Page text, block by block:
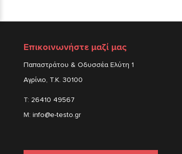
Επικοινωνήστε μαζί μας
Παπαστράτου & Οδυσσέα Ελύτη 1
Αγρίνιο, Τ.Κ. 30100
T: 26410 49567
M: info@e-testo.gr